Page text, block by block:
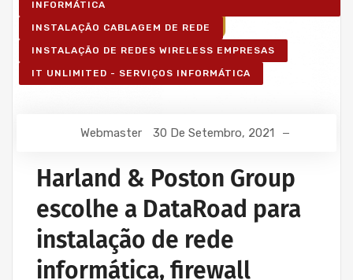
INFORMÁTICA
INSTALAÇÃO CABLAGEM DE REDE
INSTALAÇÃO DE REDES WIRELESS EMPRESAS
IT UNLIMITED - SERVIÇOS INFORMÁTICA
Webmaster 30 De Setembro, 2021
Harland & Poston Group
escolhe a DataRoad para
instalação de rede
informática, firewall